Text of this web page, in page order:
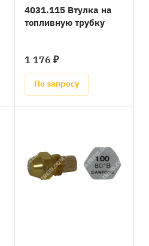
4031.115 Втулка на
топливную трубку
1 176 ₽
По запросу